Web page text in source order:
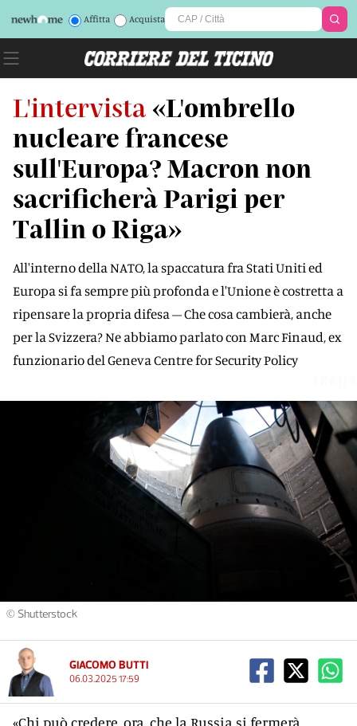
Affitta Acquista
L'intervista «L'ombrello
nucleare francese
sull'Europa? Macron non
sacrificherà Parigi per
Tallin o Riga»
All'interno della NATO, la spaccatura fra Stati Uniti ed
Europa si fa sempre più profonda e l'Unione è costretta a
ripensare la propria difesa – Che cosa cambierà, anche
per la Svizzera? Ne abbiamo parlato con Marc Finaud, ex
funzionario del Geneva Centre for Security Policy
© Shutterstock
GIACOMO BUTTI
06.03.2025 17:59
«Chi può credere, ora, che la Russia si fermerà